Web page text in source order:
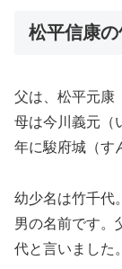
松平信康
父は、松平元康
母は今川義元（
年に駿府城（す
幼少名は竹千代
男の名前です。
代と言いました。